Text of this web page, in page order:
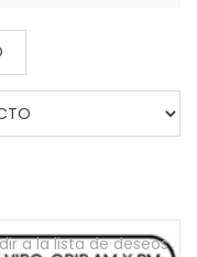
a la lista de deseos